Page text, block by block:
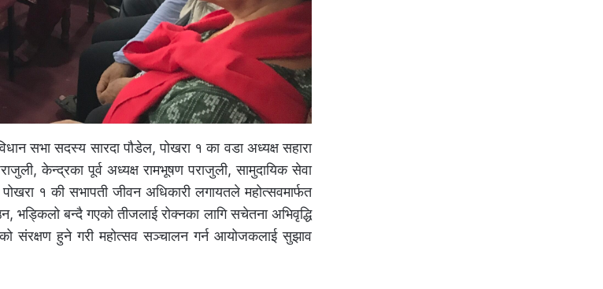
सभा सदस्य सारदा पौडेल, पोखरा १ का वडा अध्यक्ष सहारा
केन्द्रका पूर्व अध्यक्ष रामभूषण पराजुली, सामुदायिक सेवा
१ की सभापती जीवन अधिकारी लगायतले महोत्सवमार्फत
बन्दै गएको तीजलाई रोक्नका लागि सचेतना अभिवृद्धि
संरक्षण हुने गरी महोत्सव सञ्चालन गर्न आयोजकलाई सुझाव